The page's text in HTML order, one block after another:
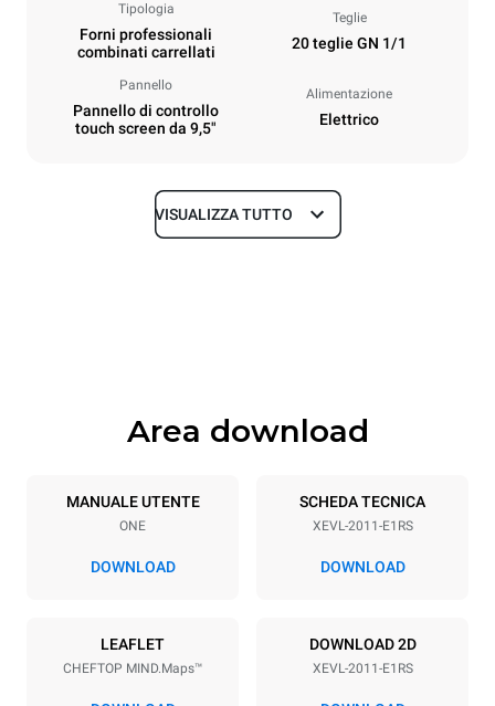
Tipologia
Forni professionali
combinati carrellati
Teglie
20 teglie GN 1/1
Pannello
Pannello di controllo
touch screen da 9,5"
Alimentazione
Elettrico
Dimensioni
Specifiche teglia
20 GN 1/1
Passo teglie
VISUALIZZA TUTTO
Area download
MANUALE UTENTE
ONE
DOWNLOAD
SCHEDA TECNICA
XEVL-2011-E1RS
DOWNLOAD
LEAFLET
CHEFTOP MIND.Maps™
DOWNLOAD 2D
XEVL-2011-E1RS